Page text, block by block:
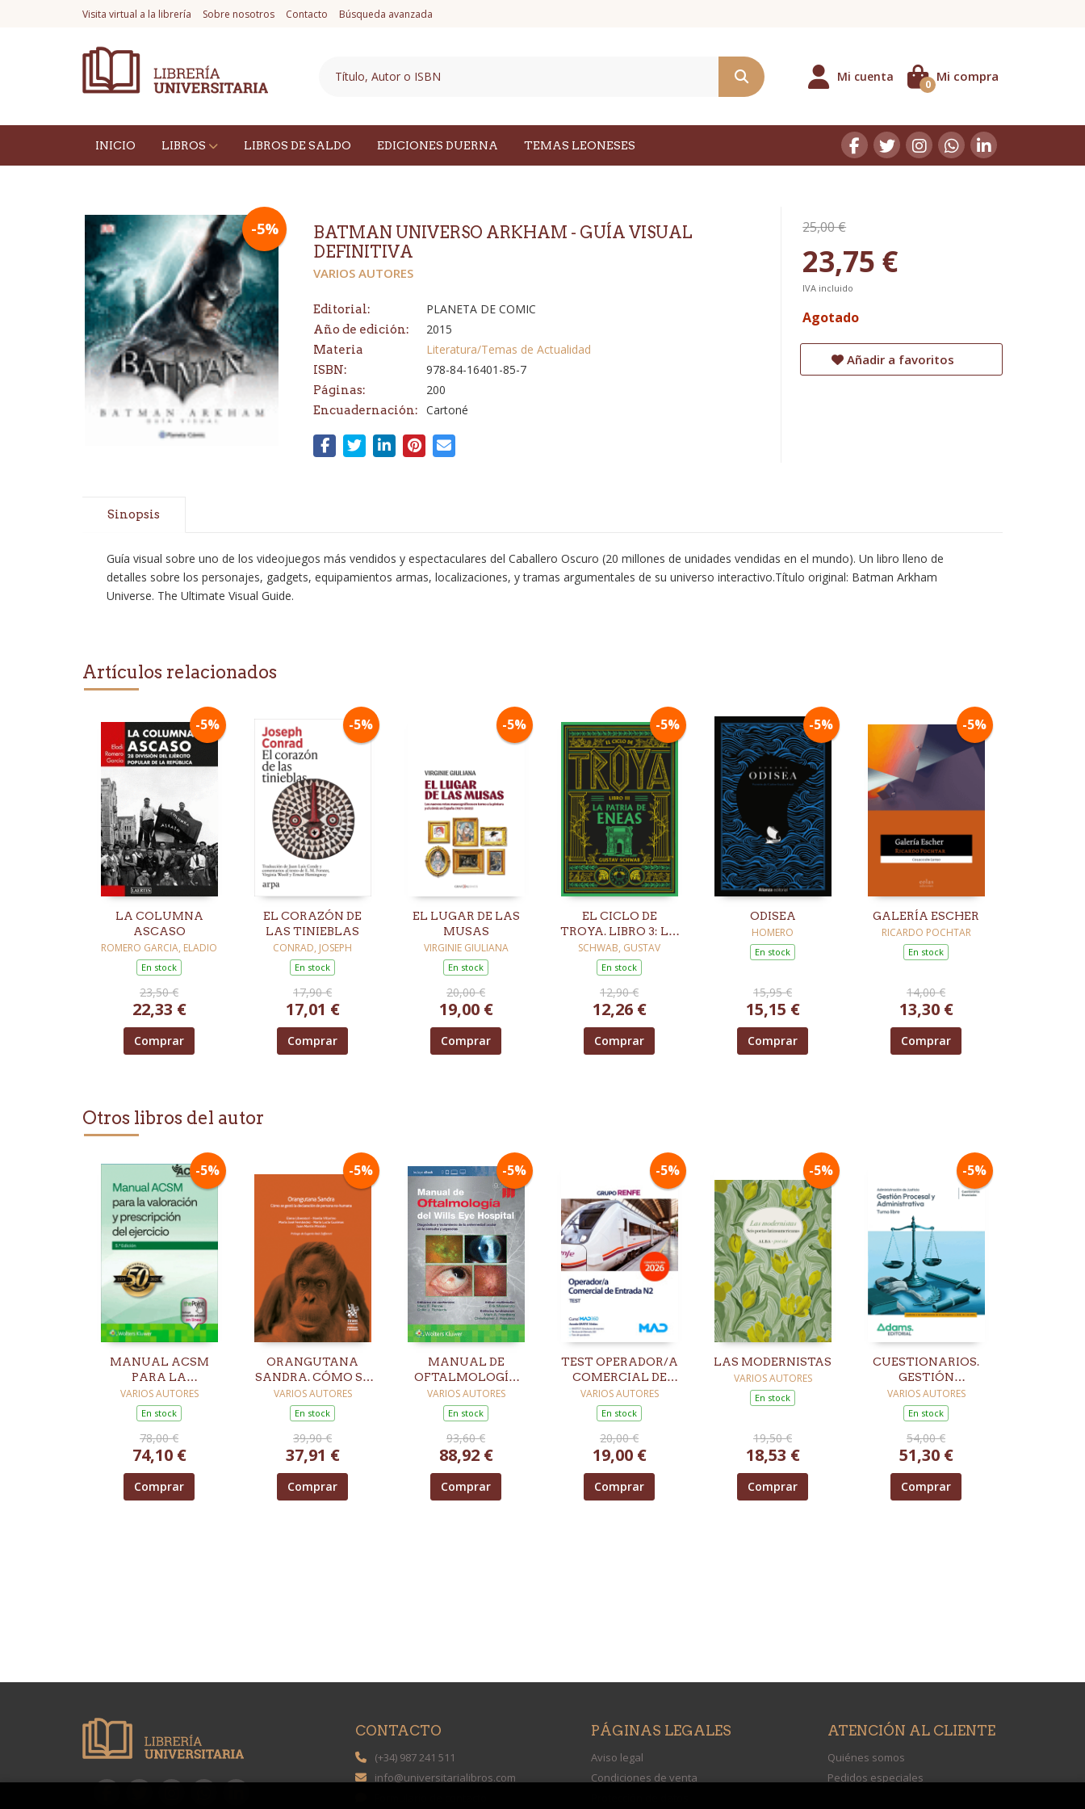
Visita virtual a la librería Sobre nosotros Contacto Búsqueda avanzada
Mi cuenta Mi compra
0
INICIO LIBROS LIBROS DE SALDO EDICIONES DUERNA TEMAS LEONESES
-5%
BATMAN UNIVERSO ARKHAM - GUÍA VISUAL
DEFINITIVA
VARIOS AUTORES
Editorial: PLANETA DE COMIC
Año de edición: 2015
Materia Literatura/Temas de Actualidad
ISBN: 978-84-16401-85-7
Páginas: 200
Encuadernación: Cartoné
25,00 €
23,75 €
IVA incluido
Agotado
Añadir a favoritos
Sinopsis
Guía visual sobre uno de los videojuegos más vendidos y espectaculares del Caballero Oscuro (20 millones de unidades vendidas en el mundo). Un libro lleno de
detalles sobre los personajes, gadgets, equipamientos armas, localizaciones, y tramas argumentales de su universo interactivo.Título original: Batman Arkham
Universe. The Ultimate Visual Guide.
Artículos relacionados
-5%
LA COLUMNA
ASCASO
ROMERO GARCIA, ELADIO
En stock
23,50 €
22,33 €
Comprar
-5%
EL CORAZÓN DE
LAS TINIEBLAS
CONRAD, JOSEPH
En stock
17,90 €
17,01 €
Comprar
-5%
EL LUGAR DE LAS
MUSAS
VIRGINIE GIULIANA
En stock
20,00 €
19,00 €
Comprar
-5%
EL CICLO DE
TROYA. LIBRO 3: LA
PATRIA DE ENEAS
SCHWAB, GUSTAV
En stock
12,90 €
12,26 €
Comprar
-5%
ODISEA
HOMERO
En stock
15,95 €
15,15 €
Comprar
-5%
GALERÍA ESCHER
RICARDO POCHTAR
En stock
14,00 €
13,30 €
Comprar
Otros libros del autor
-5%
MANUAL ACSM
PARA LA
VALORACIÓN Y
PRESCRIPCIÓN DEL
EJERCICIO. 5ª ED.
VARIOS AUTORES
En stock
78,00 €
74,10 €
Comprar
-5%
ORANGUTANA
SANDRA. CÓMO SE
GESTÓ LA
DECLARACIÓN DE
PERSONA NO-
HUMANA
VARIOS AUTORES
En stock
39,90 €
37,91 €
Comprar
-5%
MANUAL DE
OFTALMOLOGÍA
DEL WILLS EYE
HOSPITAL. 9ª ED.
VARIOS AUTORES
En stock
93,60 €
88,92 €
Comprar
-5%
TEST OPERADOR/A
COMERCIAL DE
ENTRADA N2
GRUPO RENFE
VARIOS AUTORES
En stock
20,00 €
19,00 €
Comprar
-5%
LAS MODERNISTAS
VARIOS AUTORES
En stock
19,50 €
18,53 €
Comprar
-5%
CUESTIONARIOS.
GESTIÓN
PROCESAL Y
ADMINISTRATIVA.
TURNO LIBRE
VARIOS AUTORES
En stock
54,00 €
51,30 €
Comprar
CONTACTO
(+34) 987 241 511
info@universitarialibros.com
PÁGINAS LEGALES
Aviso legal
Condiciones de venta
ATENCIÓN AL CLIENTE
Quiénes somos
Pedidos especiales